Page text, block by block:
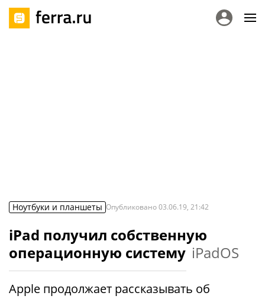
Ноутбуки и планшеты Опубликовано03.06.19, 21:42
iPad получил собственную
операционную систему iPadOS
Apple продолжает рассказывать об